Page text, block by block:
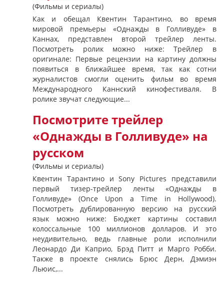
(Фильмы и сериалы)
Как и обещал Квентин Тарантино, во время
мировой премьеры «Однажды в Голливуде» в
Каннах, представлен второй трейлер ленты.
Посмотреть ролик можно ниже: Трейлер в
оригинале: Первые рецензии на картину должны
появиться в ближайшее время, так как сотни
журналистов смогли оценить фильм во время
Международного Каннский кинофестиваля. В
ролике звучат следующие...
Посмотрите трейлер
«Однажды в Голливуде» на
русском
(Фильмы и сериалы)
Квентин Тарантино и Sony Pictures представили
первый тизер-трейлер ленты «Однажды в
Голливуде» (Once Upon a Time in Hollywood).
Посмотреть дублированную версию на русский
язык можно ниже: Бюджет картины составил
колоссальные 100 миллионов долларов. И это
неудивительно, ведь главные роли исполнили
Леонардо Ди Каприо, Брэд Питт и Марго Робби.
Также в проекте снялись Брюс Дерн, Дэмиэн
Льюис,...